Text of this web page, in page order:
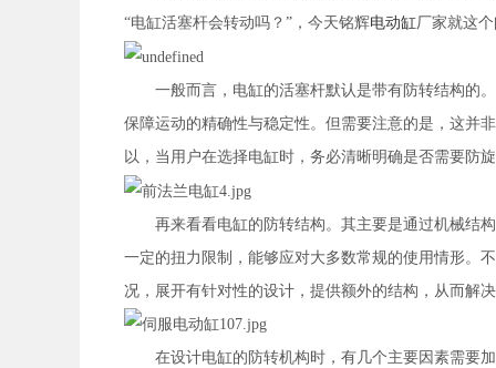
“电缸活塞杆会转动吗？”，今天铭辉电动缸厂家就这
一般而言，电缸的活塞杆默认是带有防转结构的。
保障运动的精确性与稳定性。但需要注意的是，这并
以，当用户在选择电缸时，务必清晰明确是否需要防
再来看看电缸的防转结构。其主要是通过机械结构
一定的扭力限制，能够应对大多数常规的使用情形。
况，展开有针对性的设计，提供额外的结构，从而解
在设计电缸的防转机构时，有几个主要因素需要加